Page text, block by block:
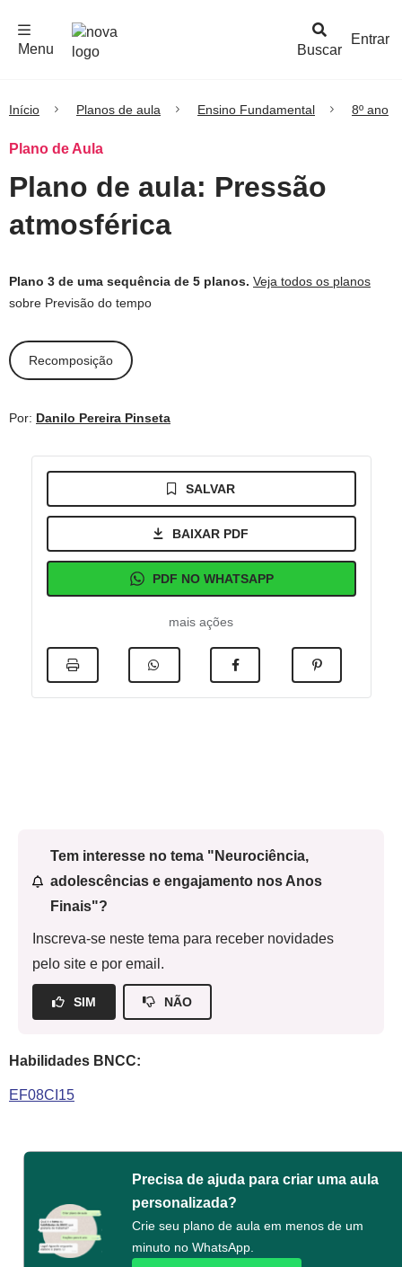
Buscar
Menu
Entrar
Início Planos de aula Ensino Fundamental 8º ano
Plano de Aula
Plano de aula: Pressão
atmosférica
Plano 3 de uma sequência de 5 planos. Veja todos os planos
sobre Previsão do tempo
Recomposição
Por: Danilo Pereira Pinseta
SALVAR
BAIXAR PDF
PDF NO WHATSAPP
mais ações
Tem interesse no tema "Neurociência,
adolescências e engajamento nos Anos
Finais"?
Inscreva-se neste tema para receber novidades
pelo site e por email.
SIM NÃO
Habilidades BNCC:
EF08CI15
Precisa de ajuda para criar uma aula
personalizada?
Crie seu plano de aula em menos de um
minuto no WhatsApp.